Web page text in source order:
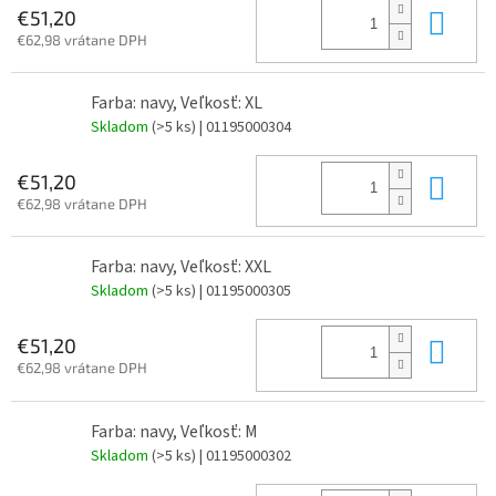
€51,20
€62,98 vrátane DPH
Farba: navy, Veľkosť: XL
Skladom (>5 ks) | 01195000304
€51,20
€62,98 vrátane DPH
Farba: navy, Veľkosť: XXL
Skladom (>5 ks) | 01195000305
€51,20
€62,98 vrátane DPH
Farba: navy, Veľkosť: M
Skladom (>5 ks) | 01195000302